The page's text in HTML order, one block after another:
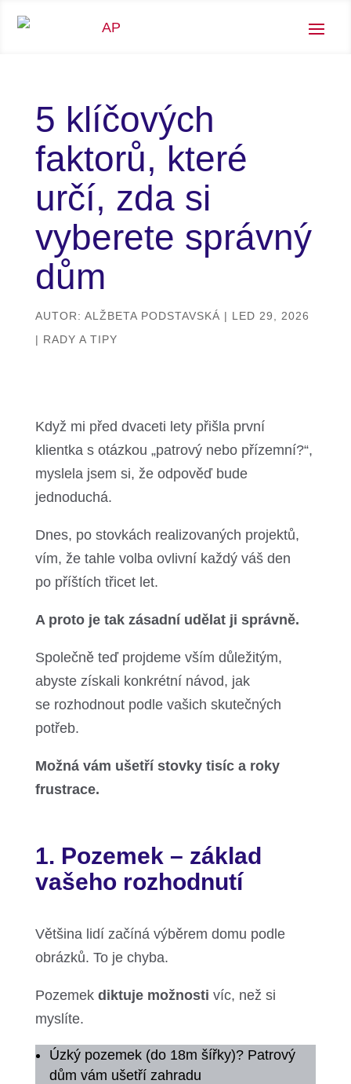
5 klíčových
faktorů, které
určí, zda si
vyberete správný
dům
AUTOR: ALŽBETA PODSTAVSKÁ | LED 29, 2026
| RADY A TIPY
Když mi před dvaceti lety přišla první
klientka s otázkou „patrový nebo přízemní?“,
myslela jsem si, že odpověď bude
jednoduchá.
Dnes, po stovkách realizovaných projektů,
vím, že tahle volba ovlivní každý váš den
po příštích třicet let.
A proto je tak zásadní udělat ji správně.
Společně teď projdeme vším důležitým,
abyste získali konkrétní návod, jak
se rozhodnout podle vašich skutečných
potřeb.
Možná vám ušetří stovky tisíc a roky
frustrace.
1. Pozemek – základ
vašeho rozhodnutí
Většina lidí začíná výběrem domu podle
obrázků. To je chyba.
Pozemek diktuje možnosti víc, než si
myslíte.
Úzký pozemek (do 18m šířky)? Patrový
dům vám ušetří zahradu